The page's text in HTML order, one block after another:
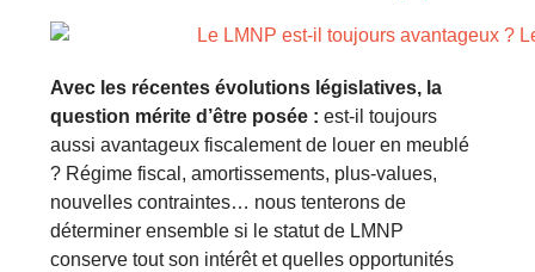
Avec les récentes évolutions législatives, la
question mérite d’être posée : est-il toujours
aussi avantageux fiscalement de louer en meublé
? Régime fiscal, amortissements, plus-values,
nouvelles contraintes… nous tenterons de
déterminer ensemble si le statut de LMNP
conserve tout son intérêt et quelles opportunités